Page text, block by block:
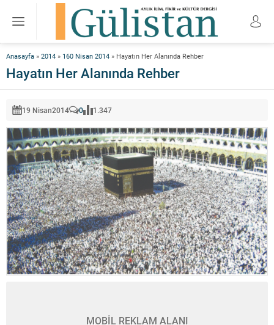
Anasayfa » 2014 » 160 Nisan 2014 » Hayatın Her Alanında Rehber
Hayatın Her Alanında Rehber
19 Nisan2014 0 1.347
MOBİL REKLAM ALANI